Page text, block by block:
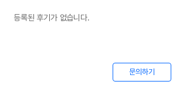
등록된 후기가 없습니다.
문의하기